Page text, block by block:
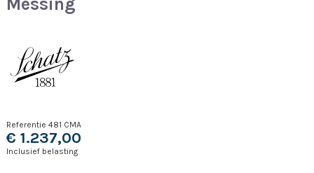
Messing
Referentie 481 CMA
€ 1.237,00
Inclusief belasting